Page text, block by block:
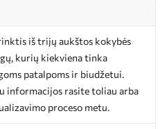
iš trijų aukštos kokybės
kurių kiekviena tinka
patalpoms ir biudžetui.
informacijos rasite toliau arba
proceso metu.